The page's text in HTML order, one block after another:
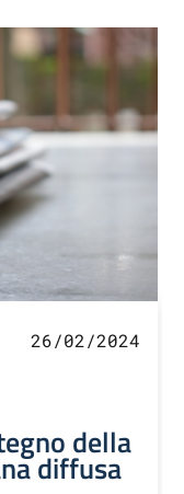
26/02/2024
della
diffusa